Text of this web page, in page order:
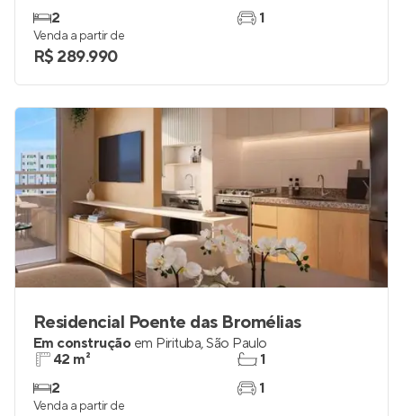
2
1
Venda a partir de
R$ 289.990
Residencial Poente das Bromélias
Em construção em Pirituba,São Paulo
42 m²
2
1
1
Venda a partir de